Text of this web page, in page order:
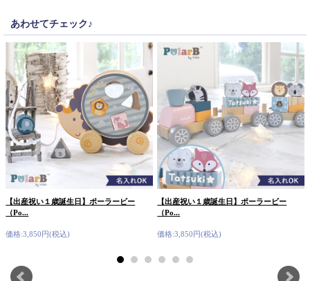
あわせてチェック♪
【出産祝い１歳誕生日】ポーラービー
（Po...
価格:3,850円(税込)
【出産祝い１歳誕生日】ポーラービー
（Po...
価格:3,850円(税込)